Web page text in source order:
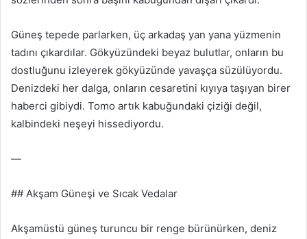
Güneş tepede parlarken, üç arkadaş yan yana yüzmenin
tadını çıkardılar. Gökyüzündeki beyaz bulutlar, onların bu
dostluğunu izleyerek gökyüzünde yavaşça süzülüyordu.
Denizdeki her dalga, onların cesaretini kıyıya taşıyan birer
haberci gibiydi. Tomo artık kabuğundaki çiziği değil,
kalbindeki neşeyi hissediyordu.
—
## Akşam Güneşi ve Sıcak Vedalar
Akşamüstü güneş turuncu bir renge bürünürken, deniz